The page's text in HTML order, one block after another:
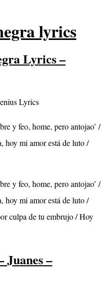
lyrics
Lyrics –
Lyrics
y feo, home, pero antojao’ /
hoy mi amor está de luto /
y feo, home, pero antojao’ /
hoy mi amor está de luto /
culpa de tu embrujo / Hoy
–